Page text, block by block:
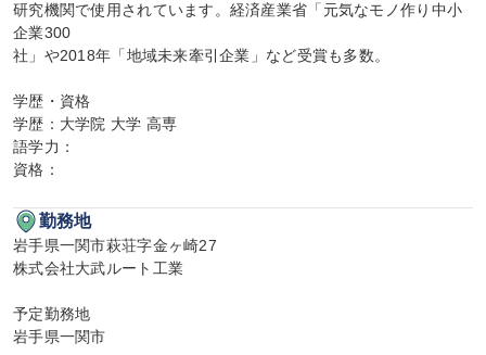
研究機関で使用されています。経済産業省「元気なモノ作り中小
企業300
社」や2018年「地域未来牽引企業」など受賞も多数。
学歴・資格
学歴：大学院 大学 高専
語学力：
資格：
勤務地
岩手県一関市萩荘字金ヶ崎27
株式会社大武ルート工業
予定勤務地
岩手県一関市